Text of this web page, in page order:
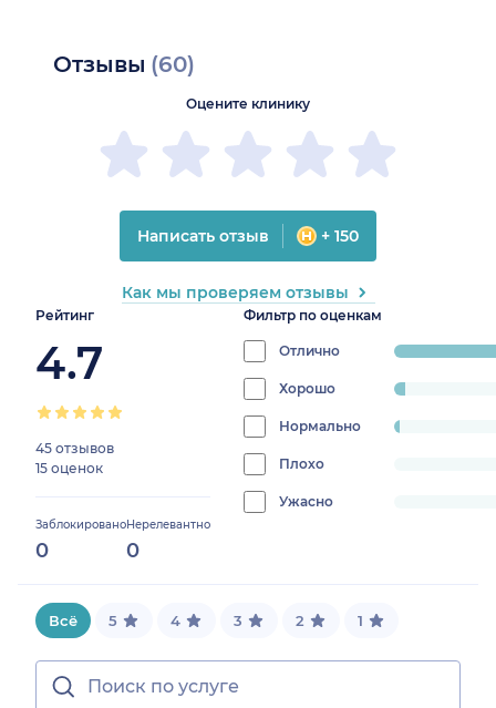
Отзывы (60)
Рейтинг
4.7
45 отзывов
15 оценок
Заблокировано
0
Нерелевантно
0
Фильтр по оценкам
Отлично
progress:
95%
Хорошо
3.3333333333333335%
Нормально
1.6666666666666667%
Плохо
progress:
Ужасно
0%
Оцените клинику
Написать отзыв + 150
Как мы проверяем отзывы
Всё 5 4 3 2 1